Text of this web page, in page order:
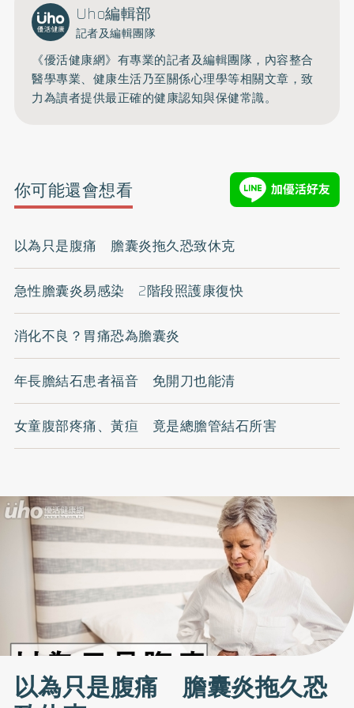
Uho編輯部
記者及編輯團隊
《優活健康網》有專業的記者及編輯團隊，內容整合
醫學專業、健康生活乃至關係心理學等相關文章，致
力為讀者提供最正確的健康認知與保健常識。
你可能還會想看
以為只是腹痛 膽囊炎拖久恐致休克
急性膽囊炎易感染 2階段照護康復快
消化不良？胃痛恐為膽囊炎
年長膽結石患者福音 免開刀也能清
女童腹部疼痛、黃疸 竟是總膽管結石所害
以為只是腹痛 膽囊炎拖久恐